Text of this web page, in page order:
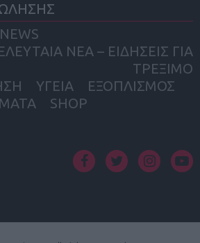
ΝΕΑ – ΕΙΔΗΣΕΙΣ ΓΙΑ
ΤΡΕΞΙΜΟ
ΥΓΕΙΑ
ΕΞΟΠΛΙΣΜΟΣ
SHOP